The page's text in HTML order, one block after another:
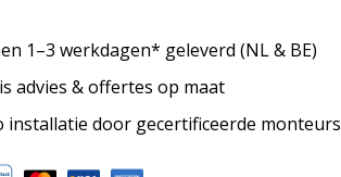
1–3 werkdagen* geleverd (NL & BE)
advies & offertes op maat
installatie door gecertificeerde monteurs